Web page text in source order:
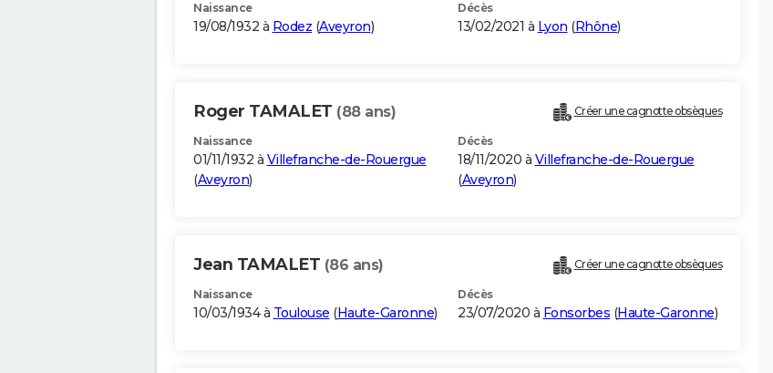
Naissance
19/08/1932 à Rodez (Aveyron)
Décès
13/02/2021 à Lyon (Rhône)
Roger TAMALET (88 ans) Créer une cagnotte obsèques
Naissance
01/11/1932 à Villefranche-de-Rouergue
(Aveyron)
Décès
18/11/2020 à Villefranche-de-Rouergue
(Aveyron)
Jean TAMALET (86 ans) Créer une cagnotte obsèques
Naissance
10/03/1934 à Toulouse (Haute-Garonne)
Décès
23/07/2020 à Fonsorbes (Haute-Garonne)